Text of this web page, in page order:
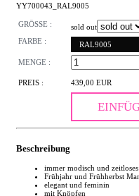
YY700043_RAL9005
GRÖSSE : sold out
FARBE :
RAL9005
MENGE :
PREIS : 439,00 EUR
Beschreibung
immer modisch und
Frühjahr und Frühherbst
elegant und feminin
mit Knöpfen